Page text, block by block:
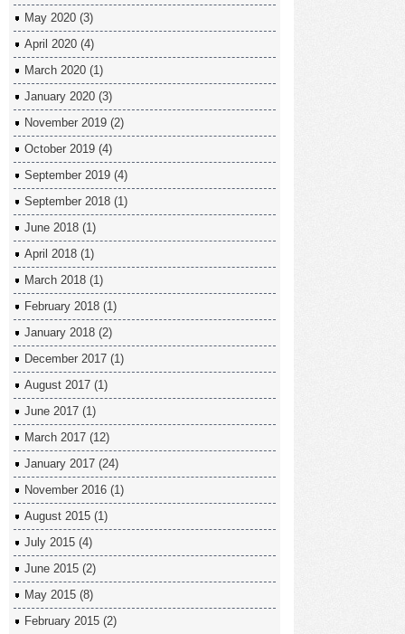
May 2020 (3)
April 2020 (4)
March 2020 (1)
January 2020 (3)
November 2019 (2)
October 2019 (4)
September 2019 (4)
September 2018 (1)
June 2018 (1)
April 2018 (1)
March 2018 (1)
February 2018 (1)
January 2018 (2)
December 2017 (1)
August 2017 (1)
June 2017 (1)
March 2017 (12)
January 2017 (24)
November 2016 (1)
August 2015 (1)
July 2015 (4)
June 2015 (2)
May 2015 (8)
February 2015 (2)